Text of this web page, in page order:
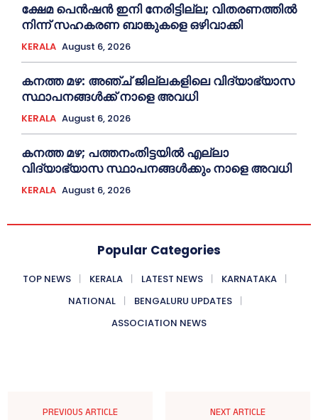
ക്ഷേമ പെൻഷൻ ഇനി നേരിട്ടില്ല; വിതരണത്തിൽ
നിന്ന് സഹകരണ ബാങ്കുകളെ ഒഴിവാക്കി
KERALA August 6, 2026
കനത്ത മഴ: അഞ്ച് ജില്ലകളിലെ വിദ്യാഭ്യാസ
സ്ഥാപനങ്ങൾക്ക് നാളെ അവധി
KERALA August 6, 2026
കനത്ത മഴ; പത്തനംതിട്ടയില്‍ എല്ലാ
വിദ്യാഭ്യാസ സ്ഥാപനങ്ങള്‍ക്കും നാളെ അവധി
KERALA August 6, 2026
Popular Categories
TOP NEWS KERALA LATEST NEWS
KARNATAKA
NATIONAL
BENGALURU UPDATES
ASSOCIATION NEWS
PREVIOUS ARTICLE NEXT ARTICLE